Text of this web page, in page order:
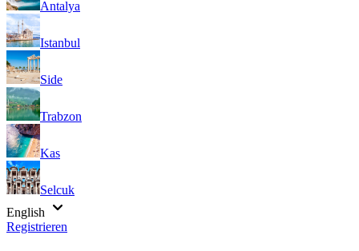
Antalya
Istanbul
Side
Trabzon
Kas
Selcuk
English
Registrieren